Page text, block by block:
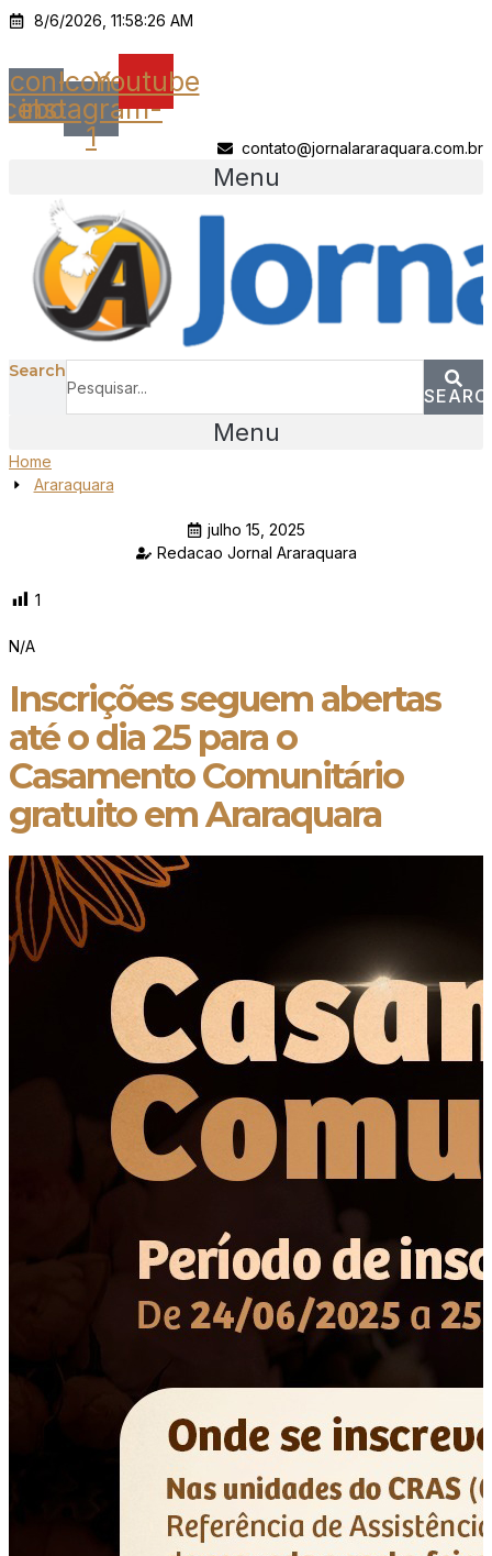
Ir
o
conteúdo
8/6/2026, 11:58:26 AM
Icon-Icon-
instagram-
1
Youtube
contato@jornalararaquara.com.br
Menu
Search
Menu
Home
Araraquara
julho 15, 2025
Redacao Jornal Araraquara
1
N/A
Inscrições seguem abertas
até o dia 25 para o
Casamento Comunitário
gratuito em Araraquara